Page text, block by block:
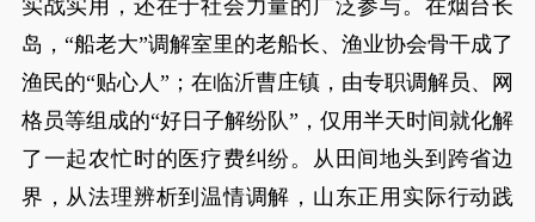
实战实用，还在于社会力量的广泛参与。在烟台长
岛，“船老大”调解室里的老船长、渔业协会骨干成了
渔民的“贴心人”；在临沂曹庄镇，由专职调解员、网
格员等组成的“好日子解纷队”，仅用半天时间就化解
了一起农忙时的医疗费纠纷。从田间地头到跨省边
界，从法理辨析到温情调解，山东正用实际行动践